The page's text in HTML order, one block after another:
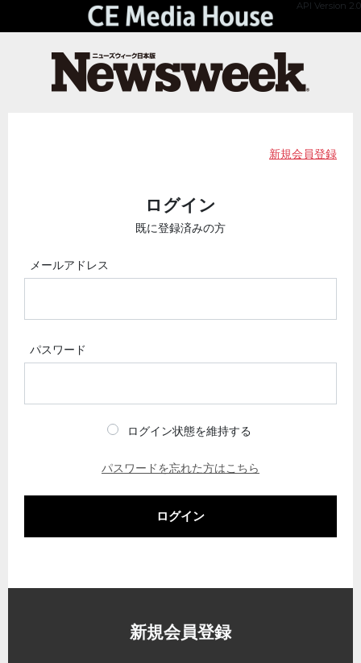
API Version 2.0
新規会員登録
ログイン
既に登録済みの方
メールアドレス
パスワード
ログイン状態を維持する
パスワードを忘れた方はこちら
ログイン
新規会員登録